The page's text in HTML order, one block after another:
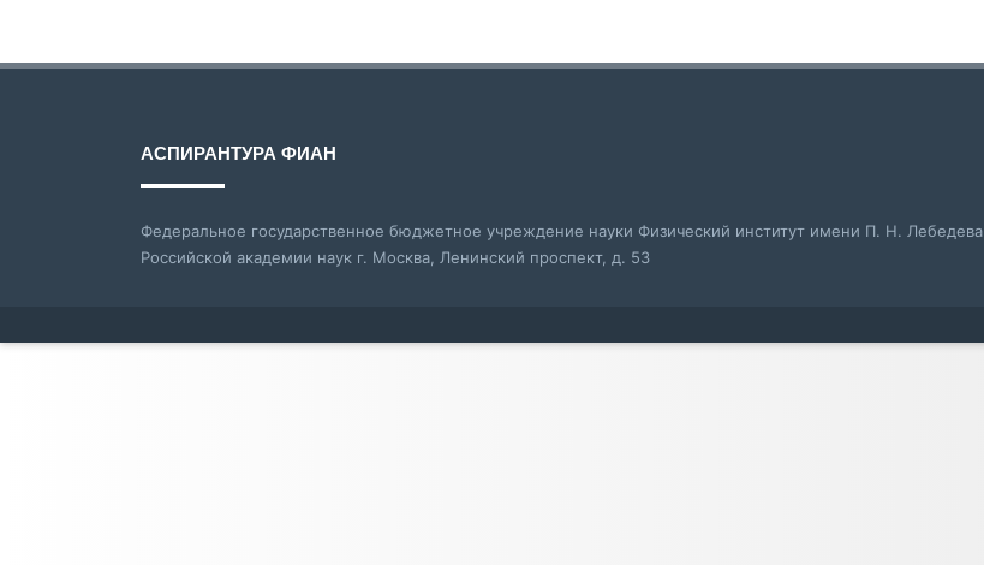
АСПИРАНТУРА ФИАН
Федеральное государственное бюджетное учреждение науки Физический институт имени П. Н. Лебедева
Российской академии наук г. Москва, Ленинский проспект, д. 53